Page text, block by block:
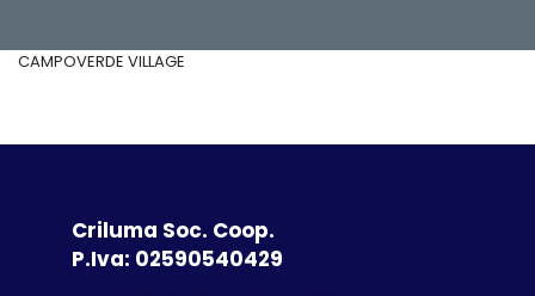
CAMPOVERDE VILLAGE
Criluma Soc. Coop.
P.Iva: 02590540429